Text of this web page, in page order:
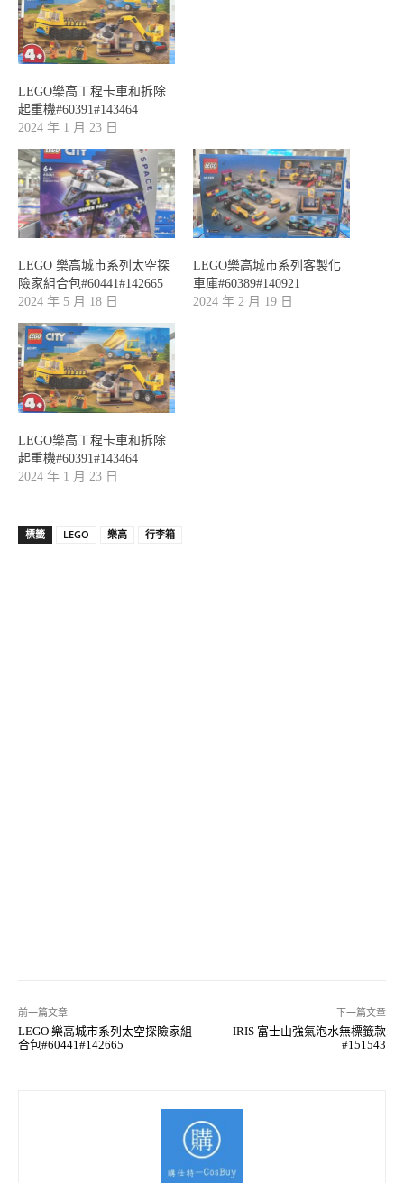
LEGO樂高工程卡車和拆除
起重機#60391#143464
2024 年 1 月 23 日
LEGO 樂高城市系列太空探
險家組合包#60441#142665
2024 年 5 月 18 日
LEGO樂高城市系列客製化
車庫#60389#140921
2024 年 2 月 19 日
LEGO樂高工程卡車和拆除
起重機#60391#143464
2024 年 1 月 23 日
標籤 LEGO 樂高 行李箱
前一篇文章
LEGO 樂高城市系列太空探險家組
合包#60441#142665
下一篇文章
IRIS 富士山強氣泡水無標籤款
#151543